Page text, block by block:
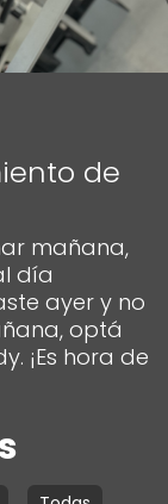
de
mañana,
día
ayer y no
optá
¡Es hora de